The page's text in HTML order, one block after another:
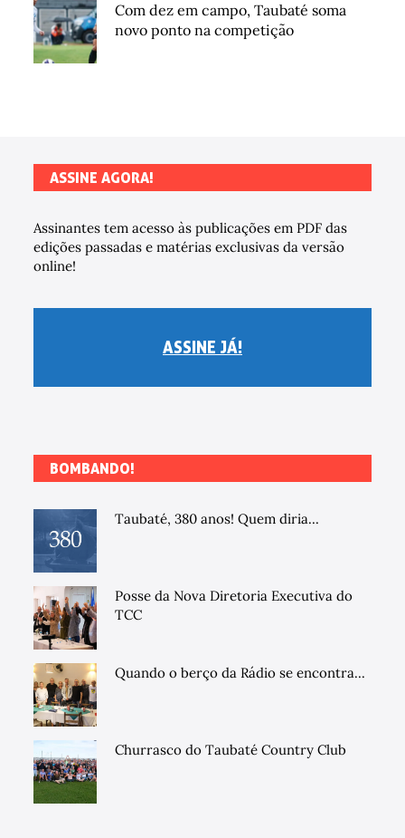
Com dez em campo, Taubaté soma
novo ponto na competição
ASSINE AGORA!
Assinantes tem acesso às publicações em PDF das
edições passadas e matérias exclusivas da versão
online!
ASSINE JÁ!
BOMBANDO!
Taubaté, 380 anos! Quem diria...
Posse da Nova Diretoria Executiva do
TCC
Quando o berço da Rádio se encontra...
Churrasco do Taubaté Country Club